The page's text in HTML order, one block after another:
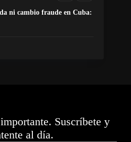
ni cambio fraude en Cuba:
Suscríbete y
al día.